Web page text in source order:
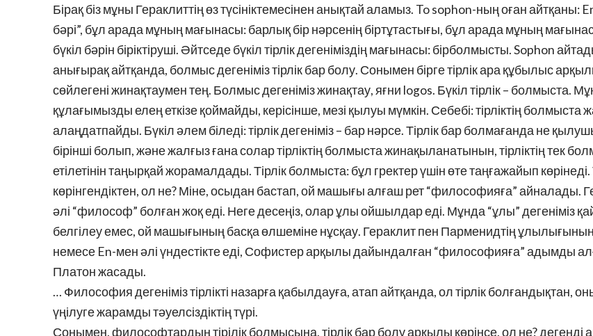
Бірақ біз мұны Гераклиттің өз түсініктемесінен анықтай аламыз. To sophon-ның оған айтқаны:
бәрі”, бұл арада мұның мағынасы: барлық бір нәрсенің біртұтастығы, бұл арада мұның
бүкіл бәрін біріктіруші. Әйтседе бүкіл тірлік дегеніміздің мағынасы: бірболмысты. Sophon
анығырақ айтқанда, болмыс дегеніміз тірлік бар болу. Сонымен бірге тірлік ара құбылыс
сөйлегені жинақтаумен тең. Болмыс дегеніміз жинақтау, яғни logos. Бүкіл тірлік – болмыста.
құлағымызды елең еткізе қоймайды, керісінше, мезі қылуы мүмкін. Себебі: тірліктің болмыста
алаңдатпайды. Бүкіл әлем біледі: тірлік дегеніміз – бар нәрсе. Тірлік бар болмағанда не
бірінші болып, және жалғыз ғана солар тірліктің болмыста жинақыланатынын, тірліктің тек
етілетінін таңырқай жорамалдады. Тірлік болмыста: бұл гректер үшін өте таңғажайып
көрінгендіктен, ол не? Міне, осыдан бастап, ой машығы алғаш рет “философияға” айналады.
әлі “философ” болған жоқ еді. Неге десеңіз, олар ұлы ойшылдар еді. Мұнда “ұлы” дегеніміз
белгілеу емес, ой машығының басқа өлшеміне нұсқау. Гераклит пен Парменидтің ұлылығының
немесе En-мен әлі үндестікте еді, Софистер арқылы дайындалған “философияға” адымды
Платон жасады.
… Философия дегеніміз тірлікті назарға қабылдауға, атап айтқанда, ол тірлік болғандықтан,
үңілуге жарамды тәуелсіздіктің түрі.
Сонымен, философтардың тірілік болмысына, тірлік бар болу арқылы көрінсе, ол не? дегенді